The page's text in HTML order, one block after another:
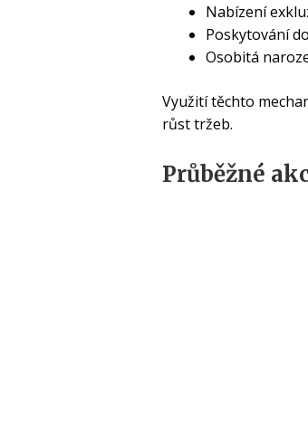
Nabízení
Poskytování
Osobitá
Využití těchto
růst tržeb.
Průběžné